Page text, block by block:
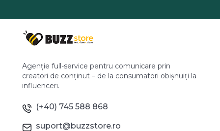
Agenție full-service pentru comunicare prin
creatori de conținut – de la consumatori obișnuiți la
influenceri.
(+40) 745 588 868
suport@buzzstore.ro